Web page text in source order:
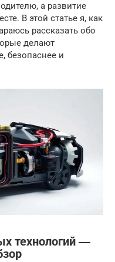
а развитие
В этой статье я, как
рассказать обо
делают
безопаснее и
технологий ―